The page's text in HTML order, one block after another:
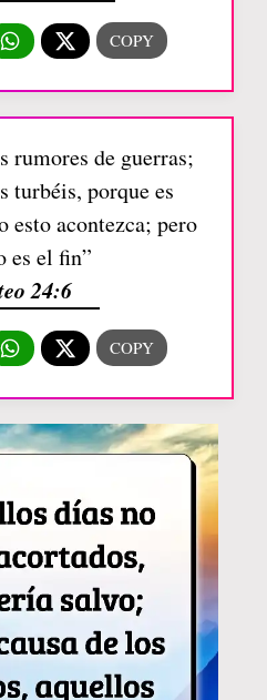
rumores de guerras;
turbéis, porque es
esto acontezca; pero
es el fin”
24:6